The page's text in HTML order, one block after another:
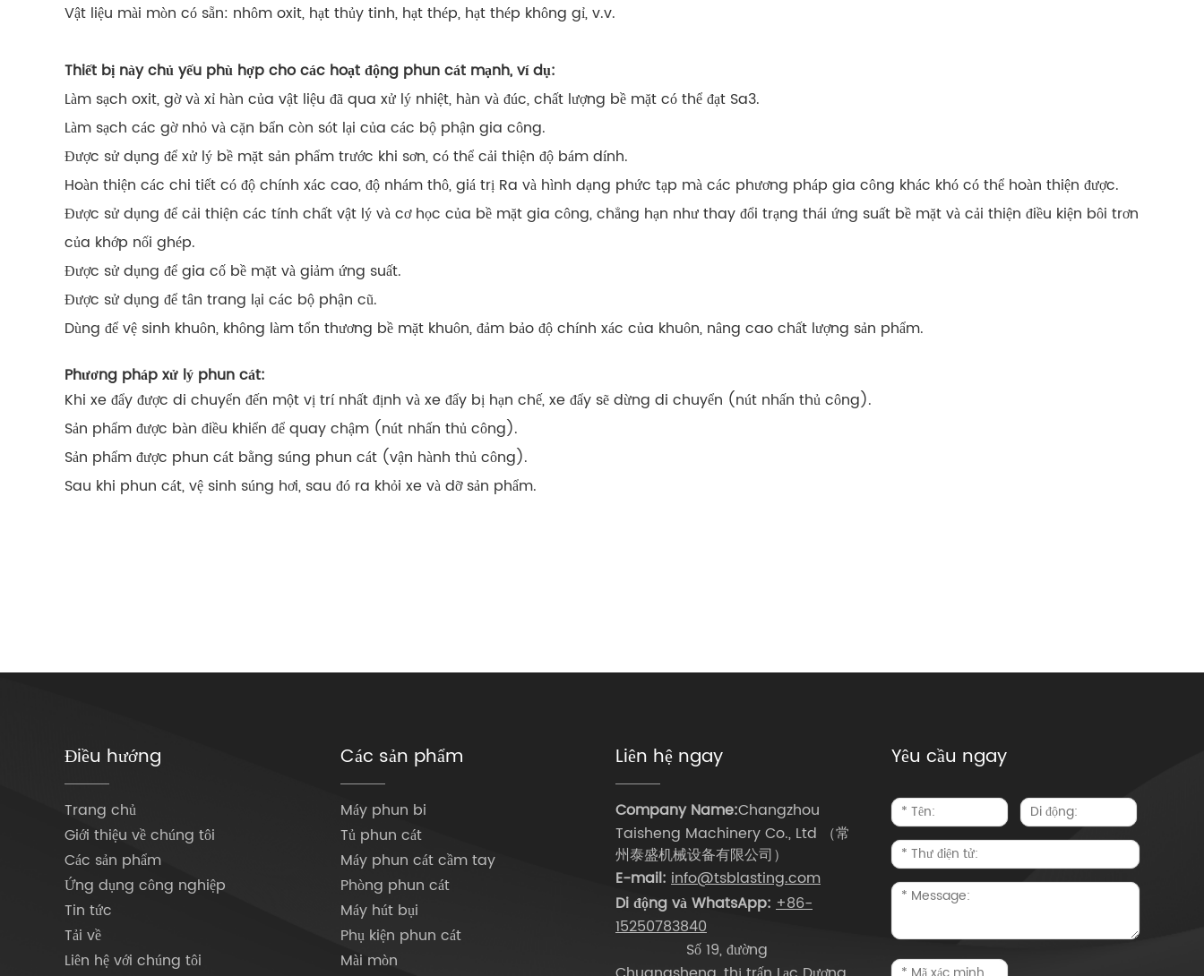
Vật liệu mài mòn có sẵn: nhôm oxit, hạt thủy tinh, hạt thép, hạt thép không gỉ, v.v.
Thiết bị này chủ yếu phù hợp cho các hoạt động phun cát mạnh, ví dụ:
Làm sạch oxit, gờ và xỉ hàn của vật liệu đã qua xử lý nhiệt, hàn và đúc, chất lượng bề mặt có thể đạt Sa3.
Làm sạch các gờ nhỏ và cặn bẩn còn sót lại của các bộ phận gia công.
Được sử dụng để xử lý bề mặt sản phẩm trước khi sơn, có thể cải thiện độ bám dính.
Hoàn thiện các chi tiết có độ chính xác cao, độ nhám thô, giá trị Ra và hình dạng phức tạp mà các phương pháp gia công khác khó có thể hoàn thiện được.
Được sử dụng để cải thiện các tính chất vật lý và cơ học của bề mặt gia công, chẳng hạn như thay đổi trạng thái ứng suất bề mặt và cải thiện điều kiện bôi trơn
của khớp nối ghép.
Được sử dụng để gia cố bề mặt và giảm ứng suất.
Được sử dụng để tân trang lại các bộ phận cũ.
Dùng để vệ sinh khuôn, không làm tổn thương bề mặt khuôn, đảm bảo độ chính xác của khuôn, nâng cao chất lượng sản phẩm.
Phương pháp xử lý phun cát:
Khi xe đẩy được di chuyển đến một vị trí nhất định và xe đẩy bị hạn chế, xe đẩy sẽ dừng di chuyển (nút nhấn thủ công).
Sản phẩm được bàn điều khiển để quay chậm (nút nhấn thủ công).
Sản phẩm được phun cát bằng súng phun cát (vận hành thủ công).
Sau khi phun cát, vệ sinh súng hơi, sau đó ra khỏi xe và dỡ sản phẩm.
Điều hướng
Trang chủ
Giới thiệu về chúng tôi
Các sản phẩm
Ứng dụng công nghiệp
Tin tức
Tải về
Liên hệ với chúng tôi
Các sản phẩm
Máy phun bi
Tủ phun cát
Máy phun cát cầm tay
Phòng phun cát
Máy hút bụi
Phụ kiện phun cát
Mài mòn
Liên hệ ngay
E-mail: info@tsblasting.com
Di động và WhatsApp: +86-
15250783840
Số 19, đường
Company Name:Changzhou
Taisheng Machinery Co., Ltd （常
州泰盛机械设备有限公司）
Yêu cầu ngay